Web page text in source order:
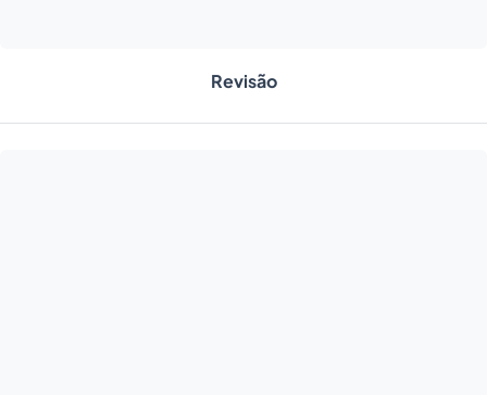
Revisão